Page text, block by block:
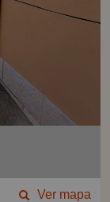
Ver mapa